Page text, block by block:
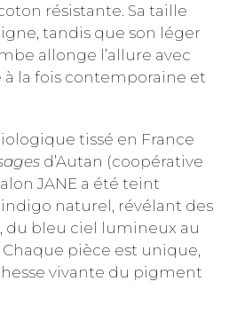
résistante. Sa taille
tandis que son léger
allonge l’allure avec
à la fois contemporaine et
tissé en France
d’Autan (coopérative
JANE a été teint
naturel, révélant des
du bleu ciel lumineux au
pièce est unique,
vivante du pigment